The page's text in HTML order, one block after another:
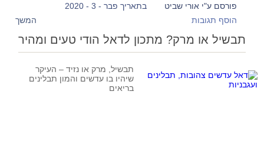
פורסם ע"י אורי שביט
בתאריך פבר - 3 - 2020
הוסף תגובות
המשך
תבשיל או מרק? מתכון לדאל הודי טעים ומהיר
תבשיל, מרק או נזיד – העיקר
שיהיו בו עדשים והמון תבלינים
בריאים